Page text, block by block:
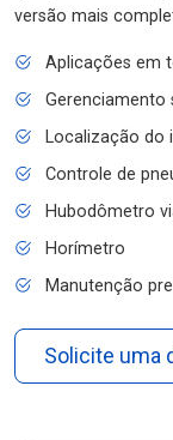
versão mais
Aplicações em
Localização do
Controle de
Hubodômetro
Horímetro
Manutenção
Solicite uma